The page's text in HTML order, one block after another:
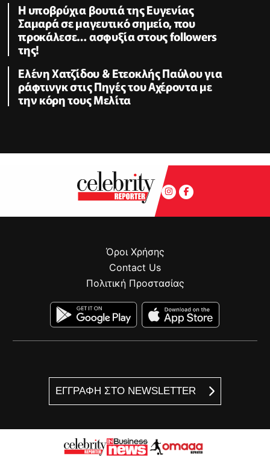
Η υποβρύχια βουτιά της Ευγενίας
Σαμαρά σε μαγευτικό σημείο, που
προκάλεσε… ασφυξία στους followers
της!
Ελένη Χατζίδου & Ετεοκλής Παύλου για
ράφτινγκ στις Πηγές του Αχέροντα με
την κόρη τους Μελίτα
ΕΓΓΡΑΦΗ ΣΤΟ NEWSLETTER
Όροι Χρήσης
Contact Us
Πολιτική Προστασίας